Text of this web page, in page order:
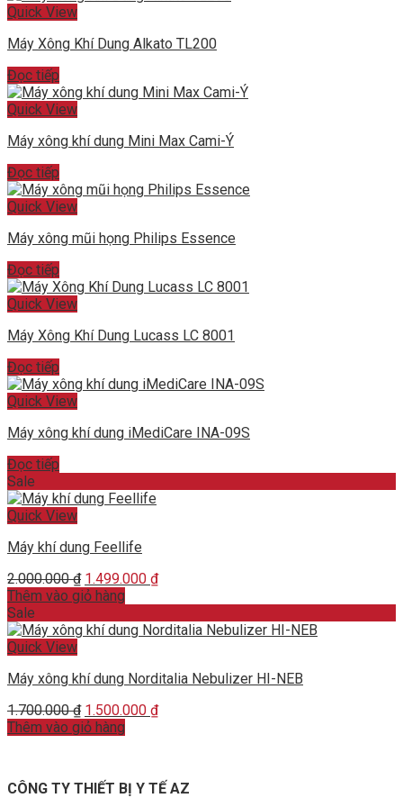
Quick View
Máy Xông Khí Dung Alkato TL200
Đọc tiếp
Quick View
Máy xông khí dung Mini Max Cami-Ý
Đọc tiếp
Quick View
Máy xông mũi họng Philips Essence
Đọc tiếp
Quick View
Máy Xông Khí Dung Lucass LC 8001
Đọc tiếp
Quick View
Máy xông khí dung iMediCare INA-09S
Đọc tiếp
Sale
Quick View
Máy khí dung Feellife
2.000.000₫ Original
price
2.000.000 ₫.
1.499.000 ₫Current
1.499.000 ₫.
Thêm vào giỏ hàng
Sale
Quick View
Máy xông khí dung Norditalia Nebulizer HI-NEB
1.700.000₫ Original
price
1.500.000 ₫Current
Thêm vào giỏ hàng
CÔNG TY THIẾT BỊ Y TẾ AZ